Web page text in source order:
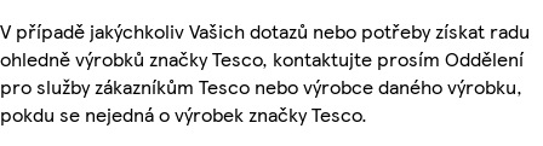
V případě jakýchkoliv Vašich dotazů nebo potřeby získat radu
ohledně výrobků značky Tesco, kontaktujte prosím Oddělení
pro služby zákazníkům Tesco nebo výrobce daného výrobku,
pokdu se nejedná o výrobek značky Tesco.